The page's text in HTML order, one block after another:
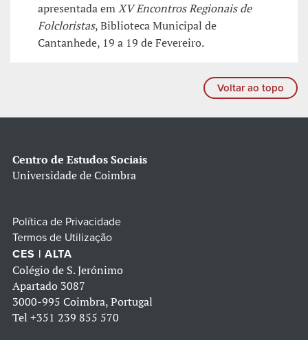
apresentada emXV Encontros Regionais de
Folcloristas, Biblioteca Municipal de
Cantanhede, 19 a 19 de Fevereiro.
Voltar ao topo
Centro de Estudos Sociais
Universidade de Coimbra
Política de Privacidade
Termos de Utilização
CES | ALTA
Colégio de S. Jerónimo
Apartado 3087
3000-995 Coimbra, Portugal
Tel +351 239 855 570